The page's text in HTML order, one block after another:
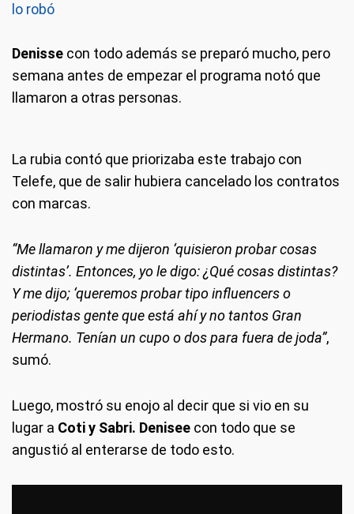
lo robó
Denisse con todo además se preparó mucho, pero
semana antes de empezar el programa notó que
llamaron a otras personas.
La rubia contó que priorizaba este trabajo con
Telefe, que de salir hubiera cancelado los contratos
con marcas.
“Me llamaron y me dijeron ‘quisieron probar cosas
distintas’. Entonces, yo le digo: ¿Qué cosas distintas?
Y me dijo; ‘queremos probar tipo influencers o
periodistas gente que está ahí y no tantos Gran
Hermano. Tenían un cupo o dos para fuera de joda”,
sumó.
Luego, mostró su enojo al decir que si vio en su
lugar a Coti y Sabri. Denisee con todo que se
angustió al enterarse de todo esto.